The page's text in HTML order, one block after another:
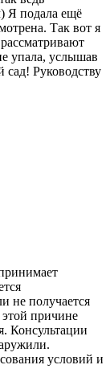
Я подала ещё
Так вот я
упала, услышав
Руководству
не получается
причине
Консультации
условий и